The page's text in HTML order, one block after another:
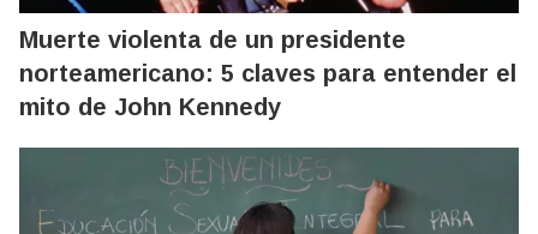
Muerte violenta de un presidente
norteamericano: 5 claves para entender el
mito de John Kennedy